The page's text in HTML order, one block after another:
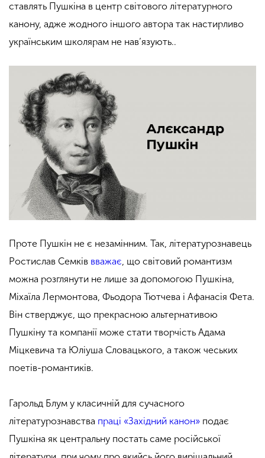
ставлять Пушкіна в центр світового літературного
канону, адже жодного іншого автора так настирливо
українським школярам не нав’язують..
Проте Пушкін не є незамінним. Так, літературознавець
Ростислав Семків вважає , що світовий романтизм
можна розглянути не лише за допомогою Пушкіна,
Міхаїла Лермонтова, Фьодора Тютчева і Афанасія Фета.
Він стверджує, що прекрасною альтернативою
Пушкіну та компанії може стати творчість Адама
Міцкевича та Юліуша Словацького, а також чеських
поетів-романтиків.
Гарольд Блум у класичній для сучасного
літературознавства праці «Західний канон» подає
Пушкіна як центральну постать саме російської